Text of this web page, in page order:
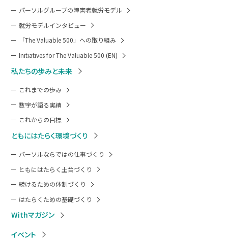
パーソルグループの障害者就労モデル
就労モデルインタビュー
「The Valuable 500」への取り組み
Initiatives for The Valuable 500 (EN)
私たちの歩みと未来
これまでの歩み
数字が語る実績
これからの目標
ともにはたらく環境づくり
パーソルならではの仕事づくり
ともにはたらく土台づくり
続けるための体制づくり
はたらくための基礎づくり
Withマガジン
イベント